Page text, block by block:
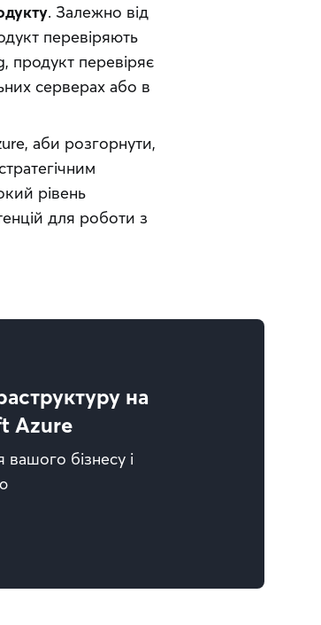
. Залежно від
перевіряють
продукт перевіряє
серверах або в
аби розгорнути,
рівень
для роботи з
на
Azure
бізнесу і